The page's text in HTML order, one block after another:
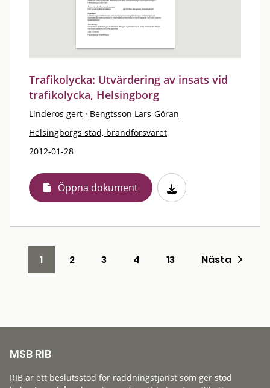
Trafikolycka: Utvärdering av insats vid
trafikolycka, Helsingborg
Linderos gert · Bengtsson Lars-Göran
Helsingborgs stad, brandförsvaret
2012-01-28
Öppna dokument
1 2 3 4 13 Nästa
MSB RIB
RIB är ett beslutsstöd för räddningstjänst som ger stöd